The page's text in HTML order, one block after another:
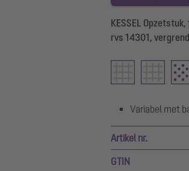
KESSEL
rvs 14301,
Variabel met
Artikel nr.
GTIN